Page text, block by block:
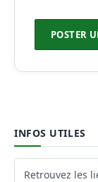
INFOS UTILES
Retrouvez les